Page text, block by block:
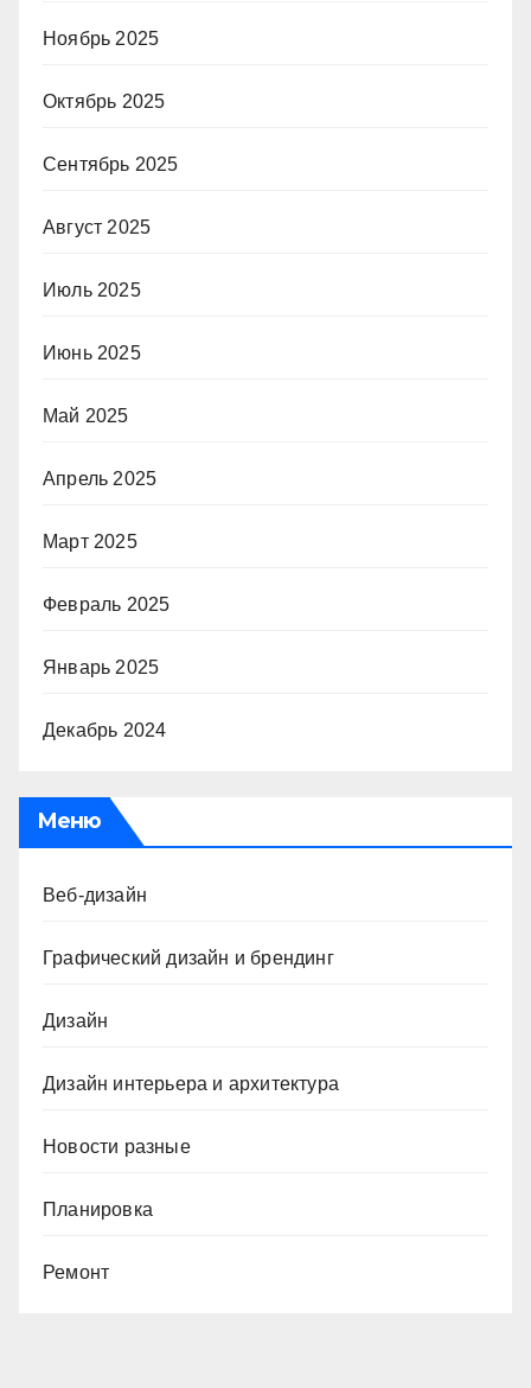
Ноябрь 2025
Октябрь 2025
Сентябрь 2025
Август 2025
Июль 2025
Июнь 2025
Май 2025
Апрель 2025
Март 2025
Февраль 2025
Январь 2025
Декабрь 2024
Меню
Веб-дизайн
Графический дизайн и брендинг
Дизайн
Дизайн интерьера и архитектура
Новости разные
Планировка
Ремонт